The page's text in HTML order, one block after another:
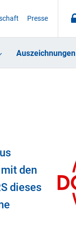
Presse
Auszeichnungen
den
dieses